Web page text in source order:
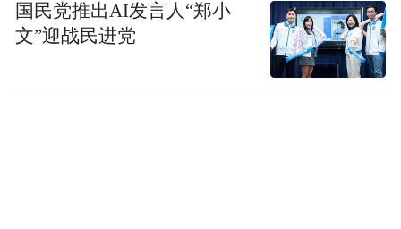
国民党推出AI发言人“郑小
文”迎战民进党